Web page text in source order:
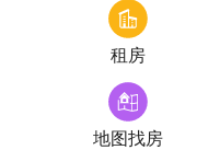
租房
地图找房